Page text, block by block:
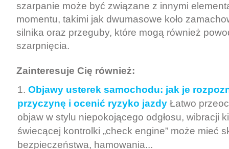
szarpanie może być związane z innymi
momentu, takimi jak dwumasowe koło
silnika oraz przeguby, które mogą również
szarpnięcia.
Zainteresuje Cię również:
Objawy usterek samochodu: jak je
przyczynę i ocenić ryzyko jazdy Łatwo
objaw w stylu niepokojącego odgłosu, wibracji
świecącej kontrolki „check engine” może mieć
bezpieczeństwa, hamowania...